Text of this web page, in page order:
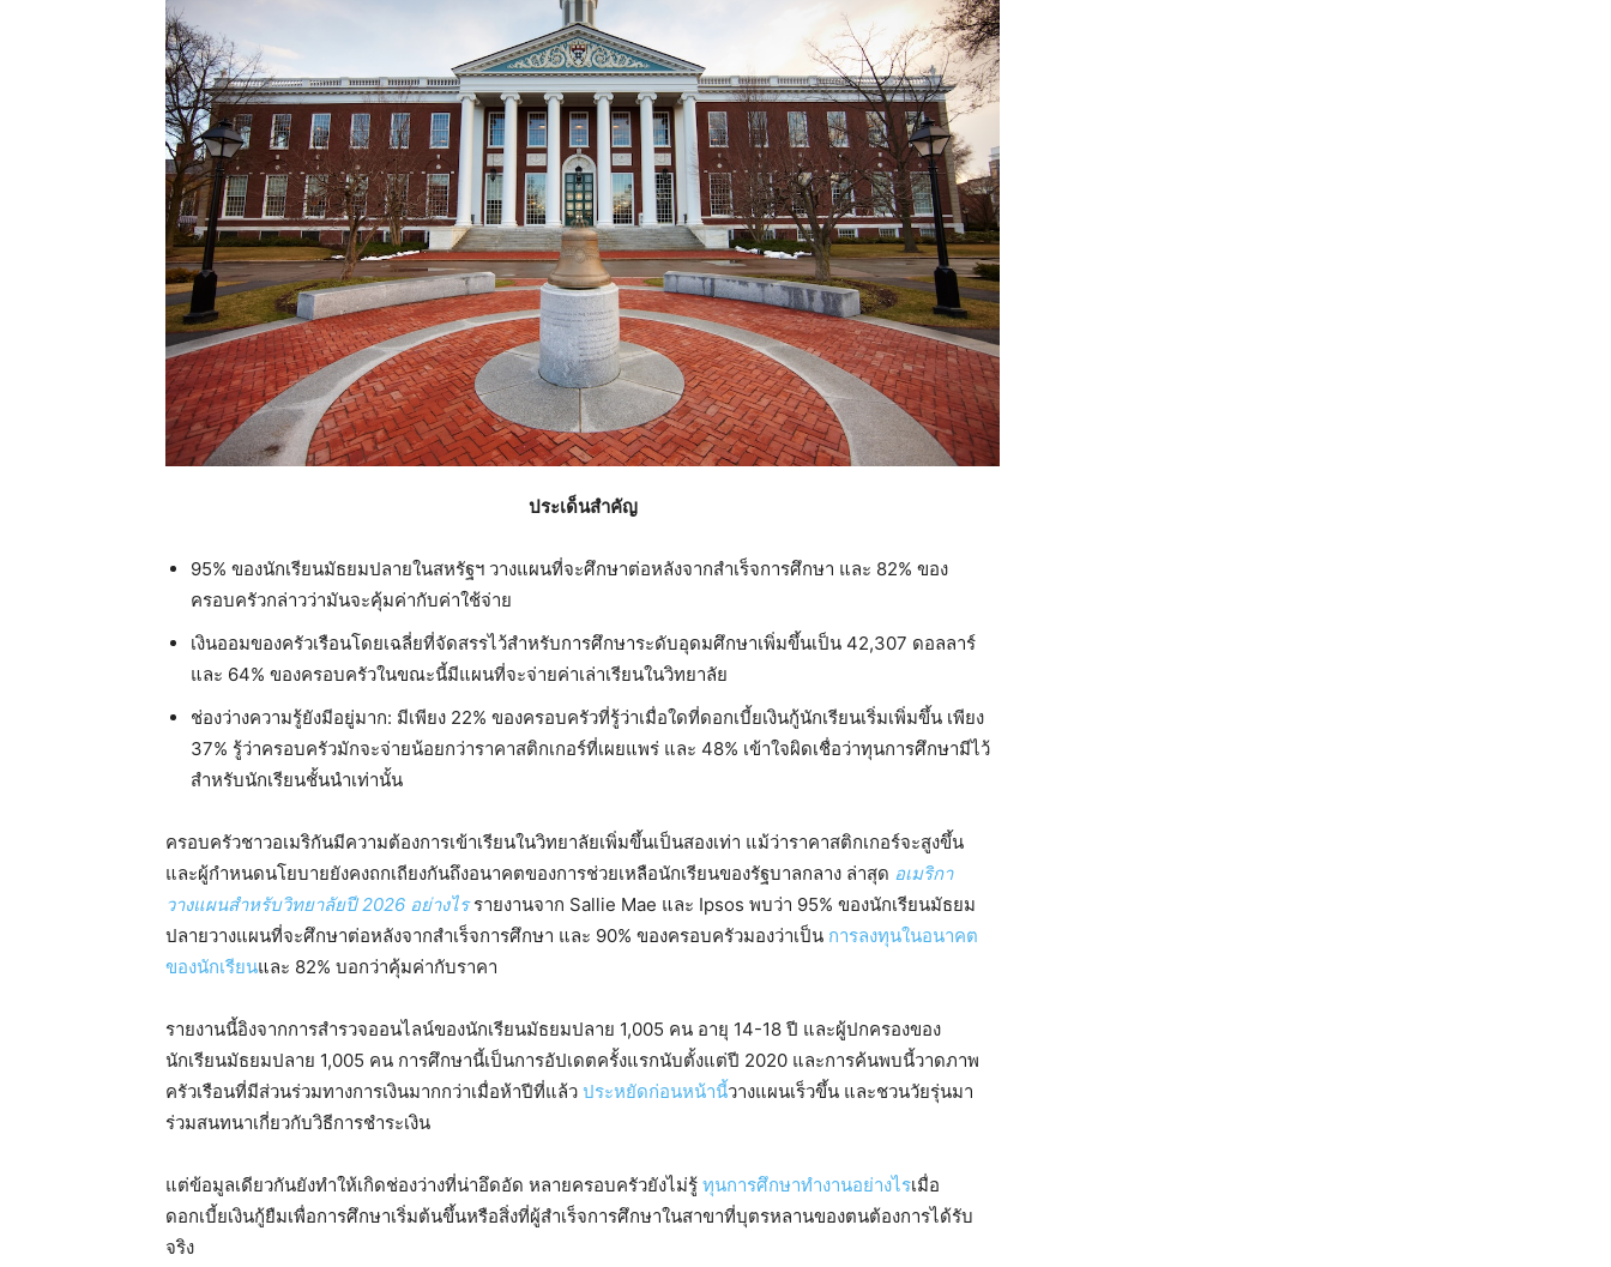
ประเด็นสำคัญ
95% ของนักเรียนมัธยมปลายในสหรัฐฯ วางแผนที่จะศึกษาต่อหลังจากสำเร็จการศึกษา และ 82% ของ
ครอบครัวกล่าวว่ามันจะคุ้มค่ากับค่าใช้จ่าย
เงินออมของครัวเรือนโดยเฉลี่ยที่จัดสรรไว้สำหรับการศึกษาระดับอุดมศึกษาเพิ่มขึ้นเป็น 42,307 ดอลลาร์
และ 64% ของครอบครัวในขณะนี้มีแผนที่จะจ่ายค่าเล่าเรียนในวิทยาลัย
ช่องว่างความรู้ยังมีอยู่มาก: มีเพียง 22% ของครอบครัวที่รู้ว่าเมื่อใดที่ดอกเบี้ยเงินกู้นักเรียนเริ่มเพิ่มขึ้น เพียง
37% รู้ว่าครอบครัวมักจะจ่ายน้อยกว่าราคาสติกเกอร์ที่เผยแพร่ และ 48% เข้าใจผิดเชื่อว่าทุนการศึกษามีไว้
สำหรับนักเรียนชั้นนำเท่านั้น
ครอบครัวชาวอเมริกันมีความต้องการเข้าเรียนในวิทยาลัยเพิ่มขึ้นเป็นสองเท่า แม้ว่าราคาสติกเกอร์จะสูงขึ้น
และผู้กำหนดนโยบายยังคงถกเถียงกันถึงอนาคตของการช่วยเหลือนักเรียนของรัฐบาลกลาง ล่าสุด อเมริกา
วางแผนสำหรับวิทยาลัยปี 2026 อย่างไรรายงานจาก Sallie Mae และ Ipsos พบว่า 95% ของนักเรียนมัธยม
ปลายวางแผนที่จะศึกษาต่อหลังจากสำเร็จการศึกษา และ 90% ของครอบครัวมองว่าเป็น การลงทุนในอนาคต
ของนักเรียนและ 82% บอกว่าคุ้มค่ากับราคา
รายงานนี้อิงจากการสำรวจออนไลน์ของนักเรียนมัธยมปลาย 1,005 คน อายุ 14-18 ปี และผู้ปกครองของ
นักเรียนมัธยมปลาย 1,005 คน การศึกษานี้เป็นการอัปเดตครั้งแรกนับตั้งแต่ปี 2020 และการค้นพบนี้วาดภาพ
ครัวเรือนที่มีส่วนร่วมทางการเงินมากกว่าเมื่อห้าปีที่แล้ว ประหยัดก่อนหน้านี้วางแผนเร็วขึ้น และชวนวัยรุ่นมา
ร่วมสนทนาเกี่ยวกับวิธีการชำระเงิน
แต่ข้อมูลเดียวกันยังทำให้เกิดช่องว่างที่น่าอึดอัด หลายครอบครัวยังไม่รู้ ทุนการศึกษาทำงานอย่างไรเมื่อ
ดอกเบี้ยเงินกู้ยืมเพื่อการศึกษาเริ่มต้นขึ้นหรือสิ่งที่ผู้สำเร็จการศึกษาในสาขาที่บุตรหลานของตนต้องการได้รับ
จริง